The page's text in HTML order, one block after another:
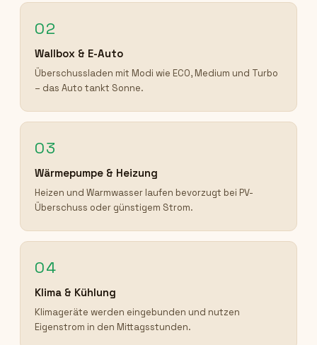
02
Wallbox & E-Auto
Überschussladen mit Modi wie ECO, Medium und Turbo
– das Auto tankt Sonne.
03
Wärmepumpe & Heizung
Heizen und Warmwasser laufen bevorzugt bei PV-
Überschuss oder günstigem Strom.
04
Klima & Kühlung
Klimageräte werden eingebunden und nutzen
Eigenstrom in den Mittagsstunden.